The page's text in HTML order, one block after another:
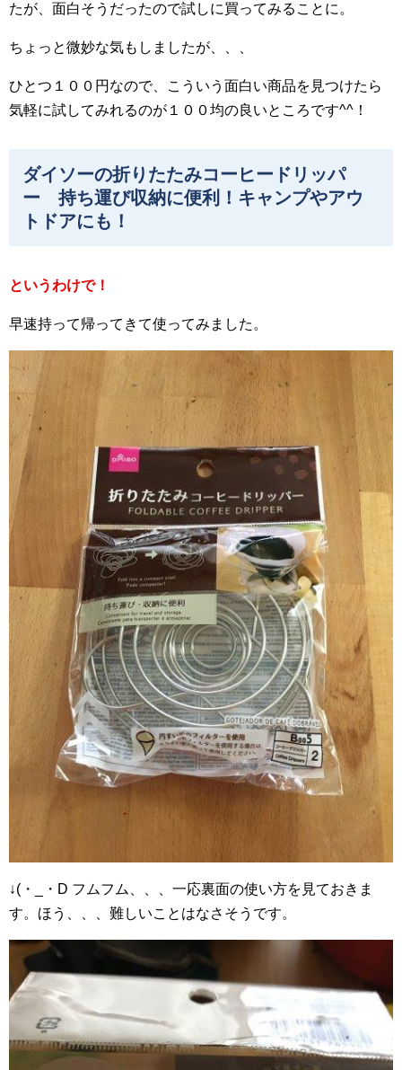
たが、面白そうだったので試しに買ってみることに。
ちょっと微妙な気もしましたが、、、
ひとつ１００円なので、こういう面白い商品を見つけたら
気軽に試してみれるのが１００均の良いところです^^！
ダイソーの折りたたみコーヒードリッパ
ー 持ち運び収納に便利！キャンプやアウ
トドアにも！
というわけで！
早速持って帰ってきて使ってみました。
↓(・_・D フムフム、、、一応裏面の使い方を見ておきま
す。ほう、、、難しいことはなさそうです。